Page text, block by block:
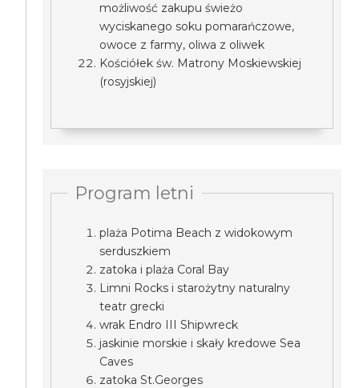
możliwość zakupu świeżo
wyciskanego soku pomarańczowe,
owoce z farmy, oliwa z oliwek
Kościółek św. Matrony Moskiewskiej
(rosyjskiej)
Program letni
plaża Potima Beach z widokowym
serduszkiem
zatoka i plaża Coral Bay
Limni Rocks i starożytny naturalny
teatr grecki
wrak Endro III Shipwreck
jaskinie morskie i skały kredowe Sea
Caves
zatoka St.Georges